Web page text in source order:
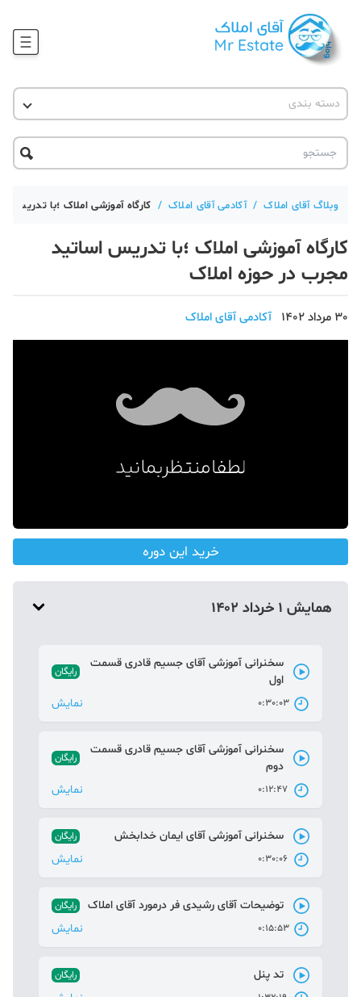
آموزش املاک
حقوقی
آکادمی
دسته بندی
آقای مشاور املاک
آکادمی آقای املاک
آموزش املاک
آموزش پلتفرم آقای املاک
اخبار مسکن
تحلیل مسکن
همایش و نمایشگاه
وبلاگ آقای املاک / آکادمی آقای املاک / کارگاه آموزشی املاک ؛با تدریس
کارگاه آموزشی املاک ؛با تدریس اساتید
مجرب در حوزه املاک
30 مرداد 1402 آکادمی آقای املاک
خرید این دوره
همایش 1 خرداد 1402
سخنرانی آموزشی آقای جسیم قادری قسمت
اول
رایگان
0:30:03 نمایش
سخنرانی آموزشی آقای جسیم قادری قسمت
دوم
رایگان
0:12:47 نمایش
سخنرانی آموزشی آقای ایمان خدابخش
رایگان
0:30:06
نمایش
توضیحات آقای رشیدی فر درمورد آقای املاک
رایگان
0:15:53
نمایش
تد پنل
رایگان